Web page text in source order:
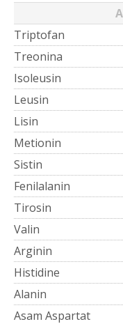
Triptofan
Treonina
Isoleusin
Leusin
Lisin
Metionin
Sistin
Fenilalanin
Tirosin
Valin
Arginin
Histidine
Alanin
Asam Aspartat